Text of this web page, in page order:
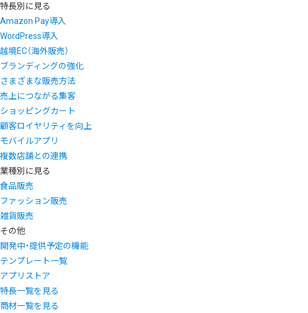
特長別に見る
Amazon Pay導入
WordPress導入
越境EC（海外販売）
ブランディングの強化
さまざまな販売方法
売上につながる集客
ショッピングカート
顧客ロイヤリティを向上
モバイルアプリ
複数店舗との連携
業種別に見る
食品販売
ファッション販売
雑貨販売
その他
開発中・提供予定の機能
テンプレート一覧
アプリストア
特長一覧を見る
商材一覧を見る